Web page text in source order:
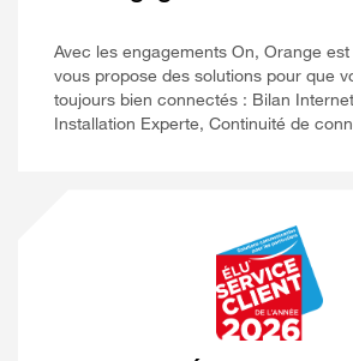
Avec les engagements On, Orange
vous propose des solutions pour que
toujours bien connectés : Bilan
Installation Experte, Continuité de